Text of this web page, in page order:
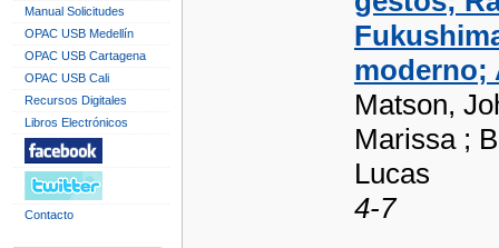
Manual Solicitudes
OPAC USB Medellín
OPAC USB Cartagena
OPAC USB Cali
Recursos Digitales
Libros Electrónicos
Contacto
moderno;
Matson,
Marissa ;
Lucas
4-7